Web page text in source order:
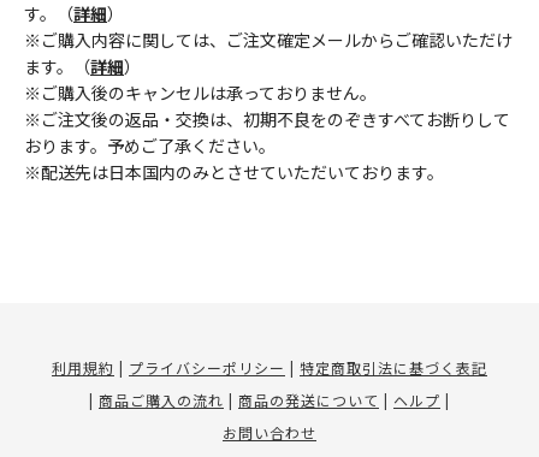
す。（詳細）
※ご購入内容に関しては、ご注文確定メールからご確認いただけ
ます。（詳細）
※ご購入後のキャンセルは承っておりません。
※ご注文後の返品・交換は、初期不良をのぞきすべてお断りして
おります。予めご了承ください。
※配送先は日本国内のみとさせていただいております。
利用規約 | プライバシーポリシー | 特定商取引法に基づく表記
| 商品ご購入の流れ | 商品の発送について | ヘルプ |
お問い合わせ